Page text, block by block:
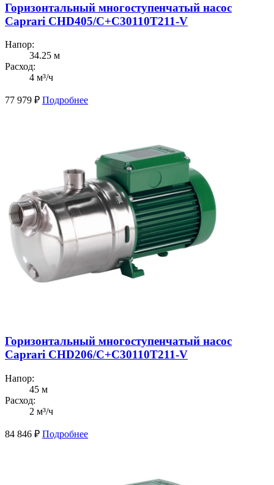
Горизонтальный многоступенчатый насос
Caprari CHD405/С+C30110T211-V
Напор:
34.25 м
Расход:
4 м³/ч
77 979 ₽ Подробнее
Горизонтальный многоступенчатый насос
Caprari CHD206/C+C30110T211-V
Напор:
45 м
Расход:
2 м³/ч
84 846 ₽ Подробнее